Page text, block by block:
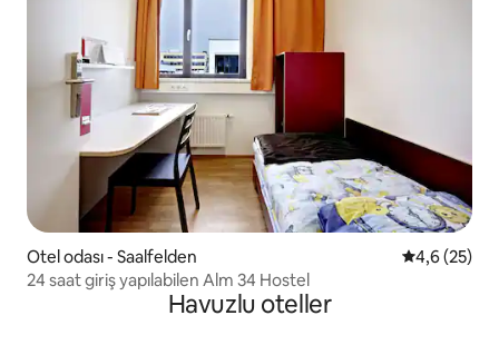
Otel odası - Saalfelden 5 üzerinden
4,6 (25)
24 saat giriş yapılabilen Alm 34 Hostel
Havuzlu oteller